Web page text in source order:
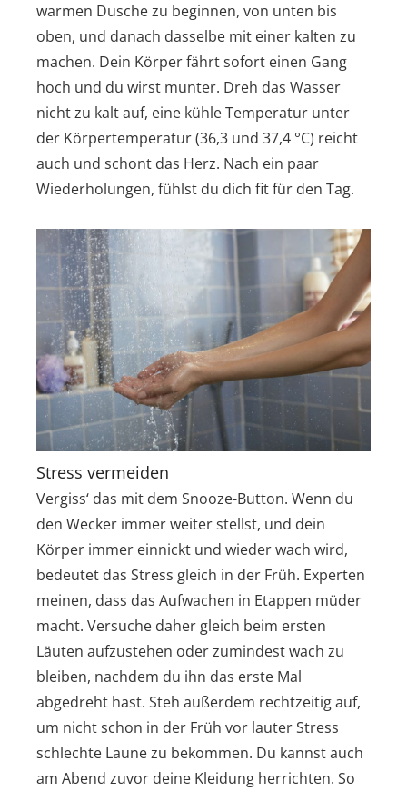
warmen Dusche zu beginnen, von unten bis
oben, und danach dasselbe mit einer kalten zu
machen. Dein Körper fährt sofort einen Gang
hoch und du wirst munter. Dreh das Wasser
nicht zu kalt auf, eine kühle Temperatur unter
der Körpertemperatur (36,3 und 37,4 °C) reicht
auch und schont das Herz. Nach ein paar
Wiederholungen, fühlst du dich fit für den Tag.
Stress vermeiden
Vergiss‘ das mit dem Snooze-Button. Wenn du
den Wecker immer weiter stellst, und dein
Körper immer einnickt und wieder wach wird,
bedeutet das Stress gleich in der Früh. Experten
meinen, dass das Aufwachen in Etappen müder
macht. Versuche daher gleich beim ersten
Läuten aufzustehen oder zumindest wach zu
bleiben, nachdem du ihn das erste Mal
abgedreht hast. Steh außerdem rechtzeitig auf,
um nicht schon in der Früh vor lauter Stress
schlechte Laune zu bekommen. Du kannst auch
am Abend zuvor deine Kleidung herrichten. So